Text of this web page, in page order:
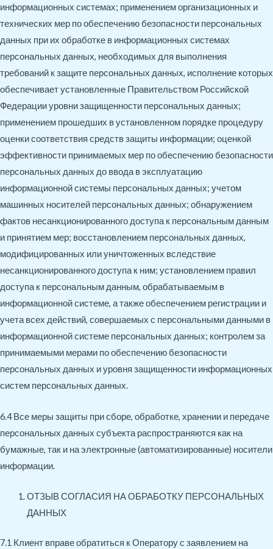
информационных системах; применением организационных и
технических мер по обеспечению безопасности персональных
данных при их обработке в информационных системах
персональных данных, необходимых для выполнения
требований к защите персональных данных, исполнение которых
обеспечивает установленные Правительством Российской
Федерации уровни защищенности персональных данных;
применением прошедших в установленном порядке процедуру
оценки соответствия средств защиты информации; оценкой
эффективности принимаемых мер по обеспечению безопасности
персональных данных до ввода в эксплуатацию
информационной системы персональных данных; учетом
машинных носителей персональных данных; обнаружением
фактов несанкционированного доступа к персональным данным
и принятием мер; восстановлением персональных данных,
модифицированных или уничтоженных вследствие
несанкционированного доступа к ним; установлением правил
доступа к персональным данным, обрабатываемым в
информационной системе, а также обеспечением регистрации и
учета всех действий, совершаемых с персональными данными в
информационной системе персональных данных; контролем за
принимаемыми мерами по обеспечению безопасности
персональных данных и уровня защищенности информационных
систем персональных данных.
6.4 Все меры защиты при сборе, обработке, хранении и передаче
персональных данных субъекта распространяются как на
бумажные, так и на электронные (автоматизированные) носители
информации.
ОТЗЫВ СОГЛАСИЯ НА ОБРАБОТКУ ПЕРСОНАЛЬНЫХ
ДАННЫХ
7.1 Клиент вправе обратиться к Оператору с заявлением на